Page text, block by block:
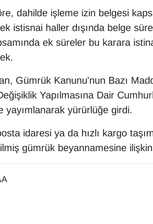
dahilde işleme izin belgesi
istisnai haller dışında belge
ek süreler bu karara
Gümrük Kanunu'nun Bazı
Yapılmasına Dair
yayımlanarak yürürlüğe girdi.
idaresi ya da hızlı kargo
gümrük beyannamesine